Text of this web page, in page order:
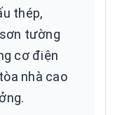
thép,
tường
cơ điện
nhà cao